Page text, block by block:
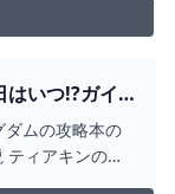
リンク等記載
ダー#ティアキ
はいつ!?ガイ
ムの攻略本の
ィアキンの攻